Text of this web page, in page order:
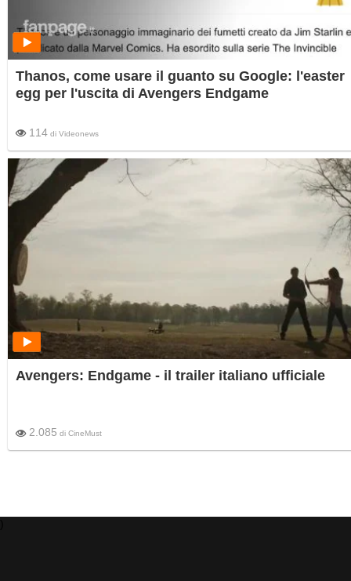
Thanos, come usare il guanto su Google: l'easter
egg per l'uscita di Avengers Endgame
114 di Videonews
Avengers: Endgame - il trailer italiano ufficiale
2.085 di CineMust